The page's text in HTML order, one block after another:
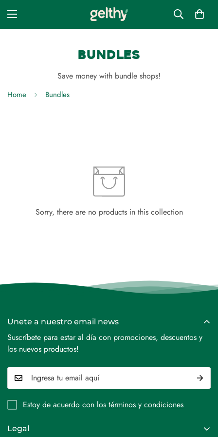
Bundles
Save money with bundle shops!
Home Bundles
Sorry, there are no products in this collection
Unete a nuestro email news
Suscríbete para estar al día con promociones, descuentos y
los nuevos productos!
Estoy de acuerdo con los términos y condiciones
Legal
NO, I'M NOT YES, I AM